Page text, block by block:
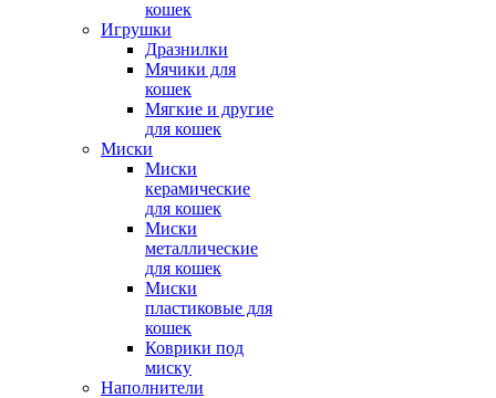
кошек
Игрушки
Дразнилки
Мячики для
кошек
Мягкие и другие
для кошек
Миски
Миски
керамические
для кошек
Миски
металлические
для кошек
Миски
пластиковые для
кошек
Коврики под
миску
Наполнители